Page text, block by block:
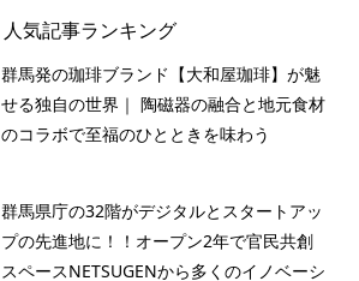
人気記事ランキング
群馬発の珈琲ブランド【大和屋珈琲】が魅
せる独自の世界｜ 陶磁器の融合と地元食材
のコラボで至福のひとときを味わう
群馬県庁の32階がデジタルとスタートアッ
プの先進地に！！オープン2年で官民共創
スペースNETSUGENから多くのイノベーシ